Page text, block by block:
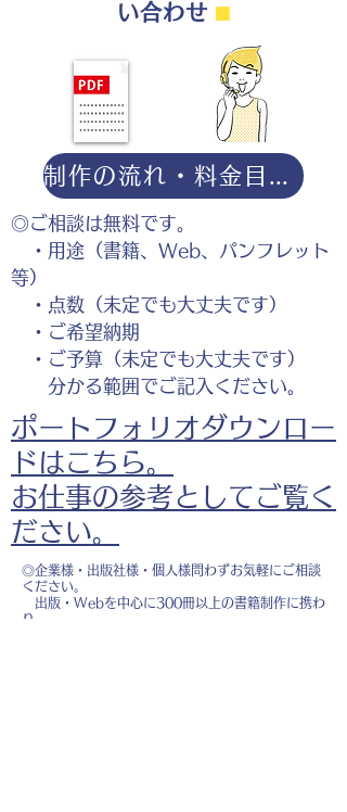
い合わせ ⬛︎
◎ご相談は無料です。
・用途（書籍、Web、パンフレット
等）
・点数（未定でも大丈夫です）
・ご希望納期
・ご予算（未定でも大丈夫です）
分かる範囲でご記入ください。
ポートフォリオダウンロー
ドはこちら。
お仕事の参考としてご覧く
ださい。
◎企業様・出版社様・個人様問わずお気軽にご相談
ください。
出版・Webを中心に300冊以上の書籍制作に携わ
り、